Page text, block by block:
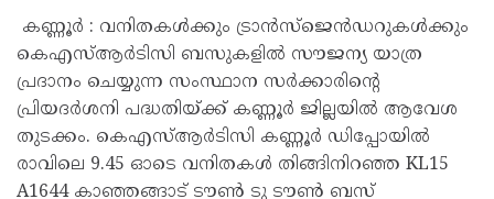
കണ്ണൂർ : വനിതകൾക്കും ട്രാൻസ്‌ജെൻഡറുകൾക്കും
കെഎസ്ആർടിസി ബസുകളിൽ സൗജന്യ യാത്ര
പ്രദാനം ചെയ്യുന്ന സംസ്ഥാന സർക്കാരിന്റെ
പ്രിയദർശനി പദ്ധതിയ്ക്ക് കണ്ണൂർ ജില്ലയിൽ ആവേശ
തുടക്കം. കെഎസ്ആർടിസി കണ്ണൂർ ഡിപ്പോയിൽ
രാവിലെ 9.45 ഓടെ വനിതകൾ തിങ്ങിനിറഞ്ഞ KL15
A1644 കാഞ്ഞങ്ങാട് ടൗൺ ടു ടൗൺ ബസ്